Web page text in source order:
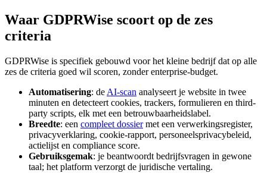
Waar GDPRWise scoort op de zes
criteria
GDPRWise is specifiek gebouwd voor het kleine bedrijf dat op alle
zes de criteria goed wil scoren, zonder enterprise-budget.
Automatisering: de AI-scan analyseert je website in twee
minuten en detecteert cookies, trackers, formulieren en third-
party scripts, elk met een betrouwbaarheidslabel.
Breedte: een compleet dossiermet een verwerkingsregister,
privacyverklaring, cookie-rapport, personeelsprivacybeleid,
actielijst en compliance score.
Gebruiksgemak: je beantwoordt bedrijfsvragen in gewone
taal; het platform verzorgt de juridische vertaling.